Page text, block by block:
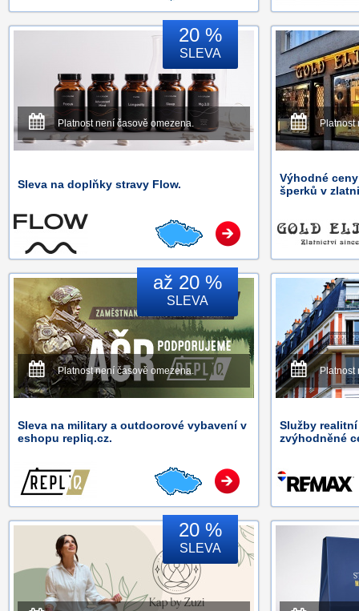
20 %
SLEVA
Platnost není časově omezena.
Sleva na doplňky stravy Flow.
Platnost
Výhodné
šperků v
až 20 %
SLEVA
Platnost není časově omezena.
Sleva na military a outdoorové vybavení v
eshopu repliq.cz.
Platnost
Služby realitní
zvýhodněné
20 %
SLEVA